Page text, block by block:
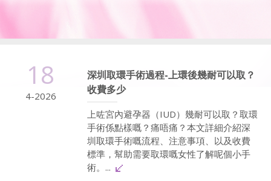
18
4-2026
深圳取環手術過程-上環後幾耐可以取？
收費多少
上咗宮內避孕器（IUD）幾耐可以取？取環
手術係點樣嘅？痛唔痛？本文詳細介紹深
圳取環手術嘅流程、注意事項、以及收費
標準，幫助需要取環嘅女性了解呢個小手
術。...